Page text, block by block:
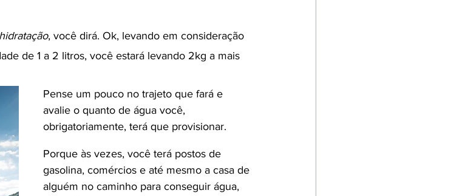
, você dirá. Ok, levando em consideração
de 1 a 2 litros, você estará levando 2kg a mais
Pense um pouco no trajeto que fará e
avalie o quanto de água você,
obrigatoriamente, terá que provisionar.
Porque às vezes, você terá postos de
gasolina, comércios e até mesmo a casa de
alguém no caminho para conseguir água,